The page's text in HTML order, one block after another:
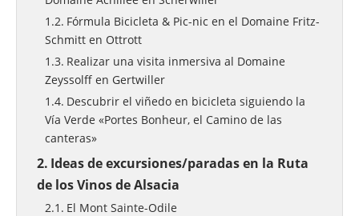
Fórmula Bicicleta & Pic-nic en el Domaine Fritz-
Schmitt en Ottrott
Realizar una visita inmersiva al Domaine
Zeyssolff en Gertwiller
Descubrir el viñedo en bicicleta siguiendo la
Vía Verde «Portes Bonheur, el Camino de las
canteras»
Ideas de excursiones/paradas en la Ruta
de los Vinos de Alsacia
El Mont Sainte-Odile